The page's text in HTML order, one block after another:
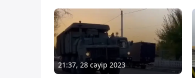
21:37, 28 сәуір 2023